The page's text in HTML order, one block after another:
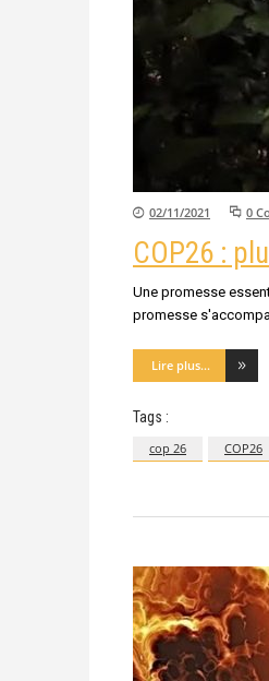
02/11/2021 0
COP26 :
Une promesse
promesse
Lire plus...
Tags :
cop 26 COP26